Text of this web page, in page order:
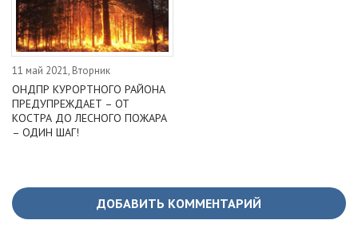
11 май 2021, Вторник
ОНДПР КУРОРТНОГО РАЙОНА
ПРЕДУПРЕЖДАЕТ – ОТ
КОСТРА ДО ЛЕСНОГО ПОЖАРА
– ОДИН ШАГ!
ДОБАВИТЬ КОММЕНТАРИЙ